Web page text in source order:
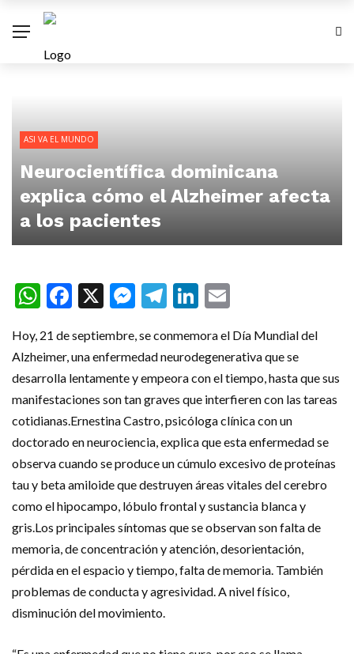
ASI VA EL MUNDO
Neurocientífica dominicana
explica cómo el Alzheimer afecta
a los pacientes
WhatsApp
Facebook
X Messenger
Telegram
LinkedIn
Hoy, 21 de septiembre, se conmemora el Día Mundial del
Alzheimer, una enfermedad neurodegenerativa que se
desarrolla lentamente y empeora con el tiempo, hasta que sus
manifestaciones son tan graves que interfieren con las tareas
cotidianas.Ernestina Castro, psicóloga clínica con un
doctorado en neurociencia, explica que esta enfermedad se
observa cuando se produce un cúmulo excesivo de proteínas
tau y beta amiloide que destruyen áreas vitales del cerebro
como el hipocampo, lóbulo frontal y sustancia blanca y
gris.Los principales síntomas que se observan son falta de
memoria, de concentración y atención, desorientación,
pérdida en el espacio y tiempo, falta de memoria. También
problemas de conducta y agresividad. A nivel físico,
disminución del movimiento.